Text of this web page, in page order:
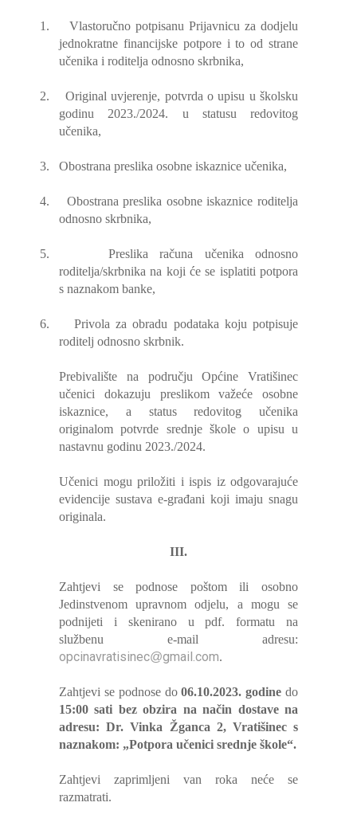
1.
Vlastoručno potpisanu Prijavnicu za dodjelu
jednokratne financijske potpore i to od strane
učenika i roditelja odnosno skrbnika,
2.
Original uvjerenje, potvrda o upisu u školsku
godinu 2023./2024. u statusu redovitog
učenika,
3. Obostrana preslika osobne iskaznice učenika,
4.
Obostrana preslika osobne iskaznice roditelja
odnosno skrbnika,
5.
Preslika računa učenika odnosno
roditelja/skrbnika na koji će se isplatiti potpora
s naznakom banke,
6.
Privola za obradu podataka koju potpisuje
roditelj odnosno skrbnik.
Prebivalište na području Općine Vratišinec
učenici dokazuju preslikom važeće osobne
iskaznice, a status redovitog učenika
originalom potvrde srednje škole o upisu u
nastavnu godinu 2023./2024.
Učenici mogu priložiti i ispis iz odgovarajuće
evidencije sustava e-građani koji imaju snagu
originala.
III.
Zahtjevi se podnose poštom ili osobno
Jedinstvenom upravnom odjelu, a mogu se
podnijeti i skenirano u pdf. formatu na
službenu e-mail adresu:
opcinavratisinec@gmail.com.
Zahtjevi se podnose do06.10.2023. godine do
15:00 sati bez obzira na način dostave na
adresu: Dr. Vinka Žganca 2, Vratišinec s
naznakom: „Potpora učenici srednje škole“.
Zahtjevi zaprimljeni van roka neće se
razmatrati.